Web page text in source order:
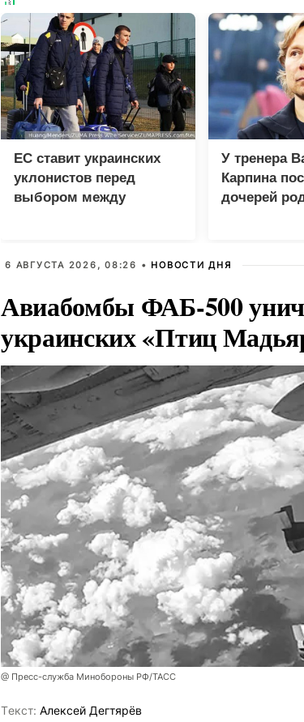
ЕС ставит украинских
уклонистов перед
выбором между
У тренера
Карпина
дочерей
6 АВГУСТА 2026, 08:26 • НОВОСТИ ДНЯ
Авиабомбы ФАБ-500
украинских «Птиц
@ Пресс-служба Минобороны РФ/ТАСС
Tекст: Алексей Дегтярёв